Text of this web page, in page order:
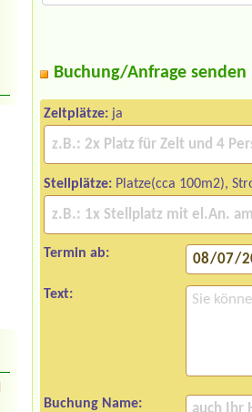
Buchung/Anfrage senden
Zeltplätze: ja
Stellplätze: Platze(cca 100m2),
Termin ab:
Text:
Buchung Name: